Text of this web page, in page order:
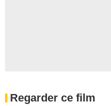
Regarder ce film